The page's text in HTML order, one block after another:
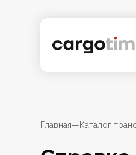
Главная—Каталог